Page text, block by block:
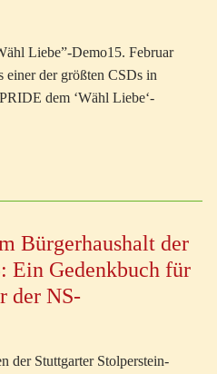
Liebe”-Demo15. Februar
einer der größten CSDs in
dem ‘Wähl Liebe‘-
Bürgerhaushalt der
Ein Gedenkbuch für
der NS-
der Stuttgarter Stolperstein-